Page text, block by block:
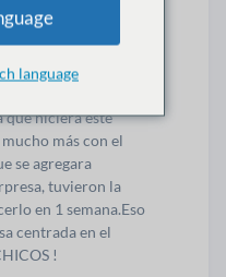
que hiciera este
más con el
se agregara
tuvieron la
en 1 semana.Eso
centrada en el
!
language